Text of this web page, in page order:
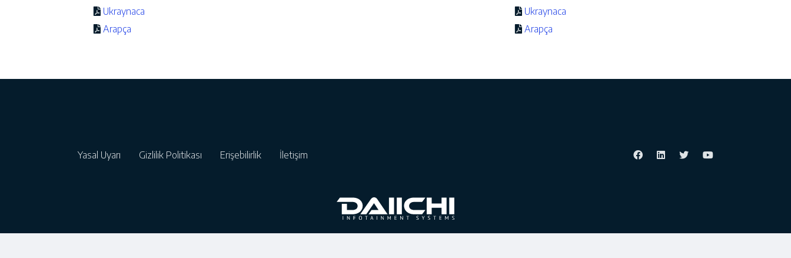
Ukraynaca
Arapça
Ukraynaca
Arapça
Yasal Uyarı Gizlilik Politikası Erişebilirlik İletişim